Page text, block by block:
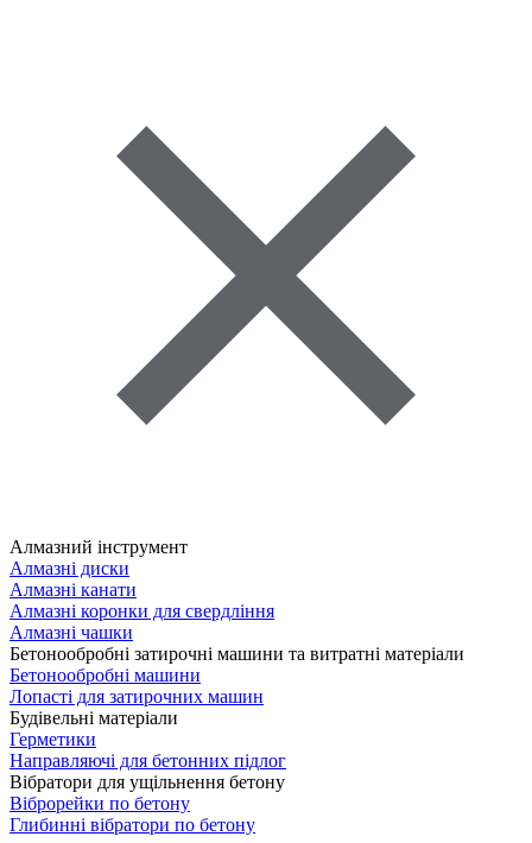
Алмазний інструмент
Алмазні диски
Алмазні канати
Алмазні коронки для свердління
Алмазні чашки
Бетонообробні затирочні машини та витратні матеріали
Бетонообробні машини
Лопасті для затирочних машин
Будівельні матеріали
Герметики
Направляючі для бетонних підлог
Вібратори для ущільнення бетону
Віброрейки по бетону
Глибинні вібратори по бетону